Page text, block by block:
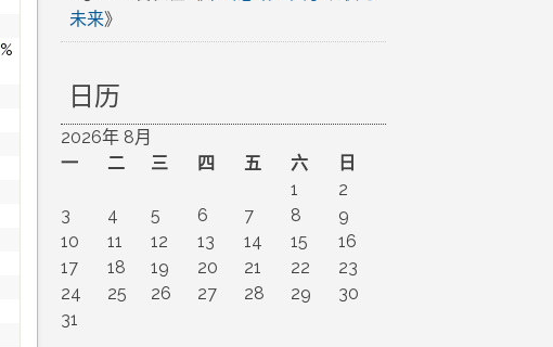
%
未来》
日历
2026年 8月
一
二 三 四 五 六
日
1
2
3
4 5 6 7 8
9
10
11 12 13 14 15
16
17
18 19 20 21 22
23
24
25 26 27 28 29
30
31